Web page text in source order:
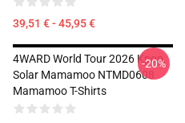
39,51 € - 45,95 €
4WARD World Tour 2026 Kpop,
Solar Mamamoo NTMD0608
Mamamoo T-Shirts
-20%